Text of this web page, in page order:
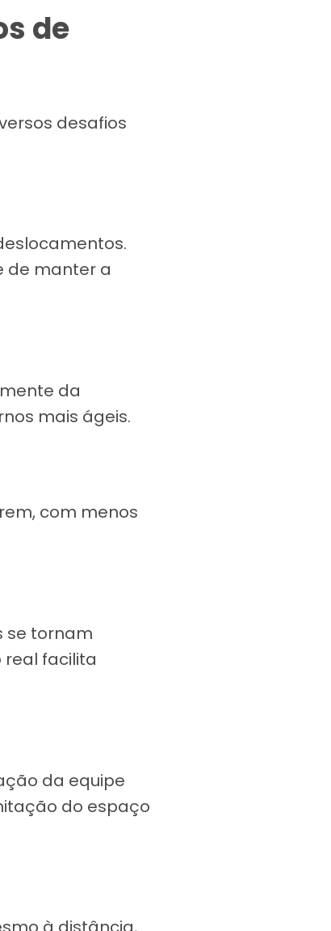
de
desafios
de manter a
da
mais ágeis.
com menos
se tornam
real facilita
da equipe
do espaço